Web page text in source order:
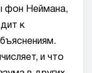
фон Неймана,
к
и что